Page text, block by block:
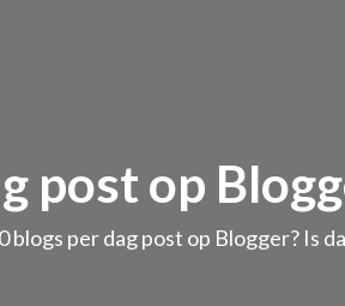
post op
blogs per dag post op Blogger? Is